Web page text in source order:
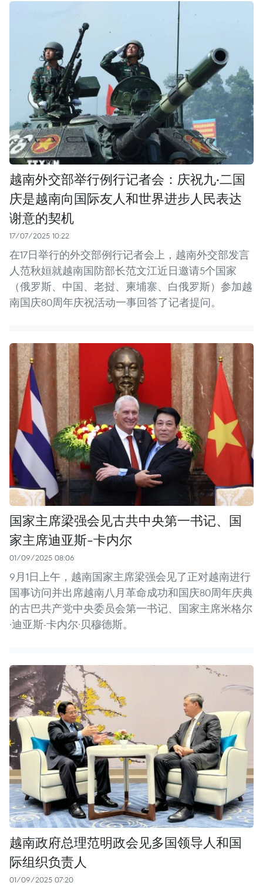
越南外交部举行例行记者会：庆祝九·二国
庆是越南向国际友人和世界进步人民表达
谢意的契机
17/07/2025 10:22
在17日举行的外交部例行记者会上，越南外交部发言
人范秋姮就越南国防部长范文江近日邀请5个国家
（俄罗斯、中国、老挝、柬埔寨、白俄罗斯）参加越
南国庆80周年庆祝活动一事回答了记者提问。
国家主席梁强会见古共中央第一书记、国
家主席迪亚斯-卡内尔
01/09/2025 08:06
9月1日上午，越南国家主席梁强会见了正对越南进行
国事访问并出席越南八月革命成功和国庆80周年庆典
的古巴共产党中央委员会第一书记、国家主席米格尔
·迪亚斯-卡内尔·贝穆德斯。
越南政府总理范明政会见多国领导人和国
际组织负责人
01/09/2025 07:20